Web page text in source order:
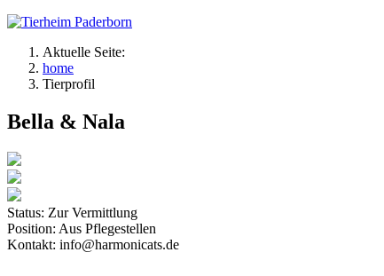
Aktuelle Seite:
home
Tierprofil
Bella & Nala
Status: Zur Vermittlung
Position: Aus Pflegestellen
Kontakt: info@harmonicats.de